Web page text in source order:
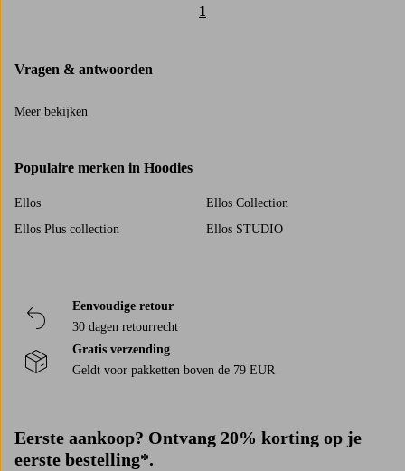
1
Vragen & antwoorden
Meer bekijken
Populaire merken in Hoodies
Ellos
Ellos Collection
Ellos Plus collection
Ellos STUDIO
Eenvoudige retour
30 dagen retourrecht
Gratis verzending
Geldt voor pakketten boven de 79 EUR
Eerste aankoop? Ontvang 20% korting op je
eerste bestelling*.